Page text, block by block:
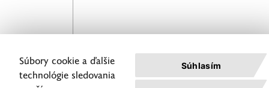
Súbory cookie a ďalšie
technológie sledovania
Súhlasím
Nahlásenie
servisných